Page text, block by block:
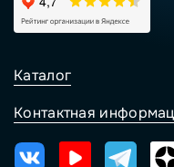
Каталог
Контактная